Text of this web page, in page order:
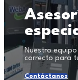
Nuestro
correcto para
Contáctanos